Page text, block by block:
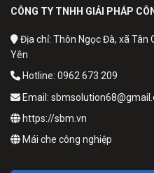
CÔNG TY TNHH GIẢI PHÁP
Địa chỉ: Thôn Ngọc Đà, xã Tân
Yên
Hotline: 0962 673 209
Email:
https://sbm.vn
Mái che công nghiệp